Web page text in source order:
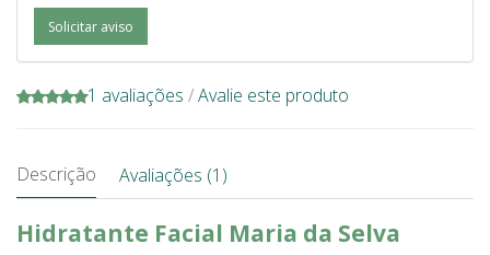
Solicitar aviso
1 avaliações /Avalie este produto
Descrição Avaliações (1)
Hidratante Facial Maria da Selva